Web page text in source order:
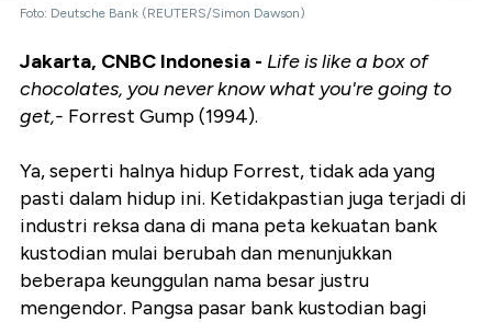
Foto: Deutsche Bank (REUTERS/Simon Dawson)
Jakarta, CNBC Indonesia - Life is like a box of
chocolates, you never know what you're going to
get,- Forrest Gump (1994).
Ya, seperti halnya hidup Forrest, tidak ada yang
pasti dalam hidup ini. Ketidakpastian juga terjadi di
industri reksa dana di mana peta kekuatan bank
kustodian mulai berubah dan menunjukkan
beberapa keunggulan nama besar justru
mengendor. Pangsa pasar bank kustodian bagi